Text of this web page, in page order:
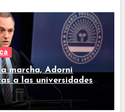
marcha, Adorni
a las universidades